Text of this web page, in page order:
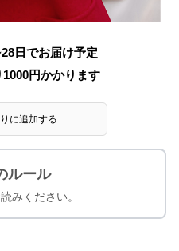
日でお届け予定
1000円かかります
に追加する
ルール
みください。